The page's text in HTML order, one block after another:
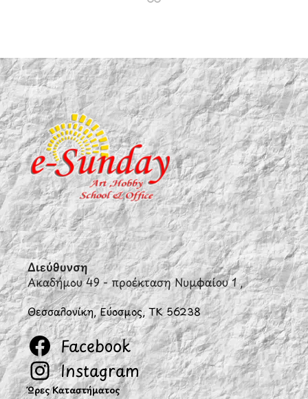
Διεύθυνση
Ακαδήμου 49 - προέκταση Νυμφαίου 1 ,
Θεσσαλονίκη, Εύοσμος, ΤΚ 56238
Facebook
Instagram
Ώρες Καταστήματος